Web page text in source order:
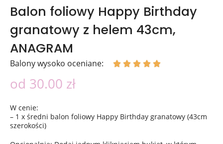
Balon foliowy Happy Birthday
granatowy z helem 43cm,
ANAGRAM
Balony wysoko oceniane:     
od 30.00 zł
W cenie:
– 1 x średni balon foliowy Happy Birthday granatowy (43cm
szerokości)